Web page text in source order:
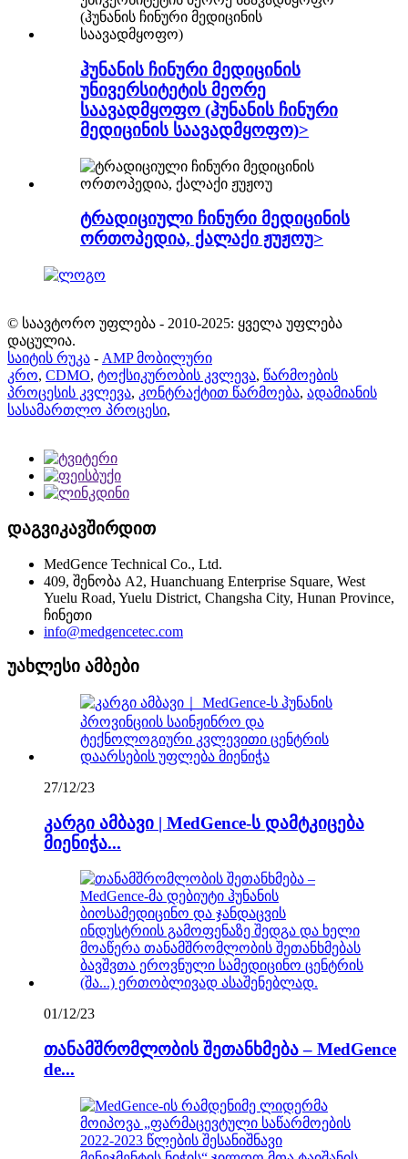
ჰუნანის ჩინური მედიცინის
უნივერსიტეტის მეორე
საავადმყოფო (ჰუნანის ჩინური
მედიცინის საავადმყოფო)>
ტრადიციული ჩინური მედიცინის
ორთოპედია, ქალაქი ჟუჟოუ>
© საავტორო უფლება - 2010-2025: ყველა უფლება
დაცულია.
საიტის რუკა - AMP მობილური
კრო, CDMO, ტოქსიკურობის კვლევა, წარმოების
პროცესის კვლევა, კონტრაქტით წარმოება, ადამიანის
სასამართლო პროცესი,
დაგვიკავშირდით
MedGence Technical Co., Ltd.
409, შენობა A2, Huanchuang Enterprise Square, West
Yuelu Road, Yuelu District, Changsha City, Hunan Province,
ჩინეთი
info@medgencetec.com
უახლესი ამბები
27/12/23
კარგი ამბავი | MedGence-ს დამტკიცება
მიენიჭა...
01/12/23
თანამშრომლობის შეთანხმება – MedGence
de...